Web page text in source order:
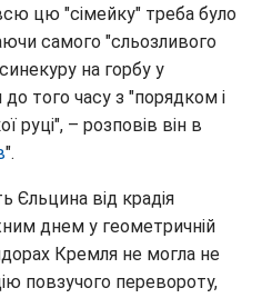
цю "сімейку" треба було
самого "сльозливого
на горбу у
того часу з "порядком і
руці", – розповів він в
".
Єльцина від крадія
днем у геометричній
Кремля не могла не
повзучого перевороту,